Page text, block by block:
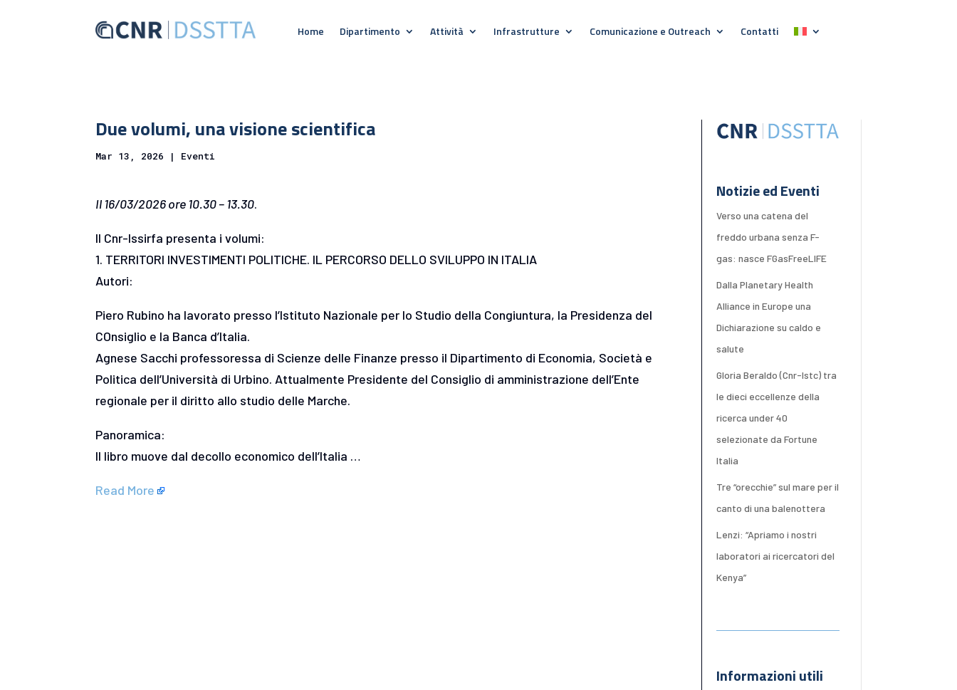
Home Dipartimento Attività Infrastrutture Comunicazione e Outreach Contatti
Due volumi, una visione scientifica
Mar 13, 2026 | Eventi
Il 16/03/2026 ore 10.30 – 13.30.
Il Cnr-Issirfa presenta i volumi:
1. TERRITORI INVESTIMENTI POLITICHE. IL PERCORSO DELLO SVILUPPO IN ITALIA
Autori:
Piero Rubino ha lavorato presso l’Istituto Nazionale per lo Studio della Congiuntura, la Presidenza del
COnsiglio e la Banca d’Italia.
Agnese Sacchi professoressa di Scienze delle Finanze presso il Dipartimento di Economia, Società e
Politica dell’Università di Urbino. Attualmente Presidente del Consiglio di amministrazione dell’Ente
regionale per il diritto allo studio delle Marche.
Panoramica:
Il libro muove dal decollo economico dell’Italia …
Read More
Notizie ed Eventi
Verso una catena del
freddo urbana senza F-
gas: nasce FGasFreeLIFE
Dalla Planetary Health
Alliance in Europe una
Dichiarazione su caldo e
salute
Gloria Beraldo (Cnr-Istc) tra
le dieci eccellenze della
ricerca under 40
selezionate da Fortune
Italia
Tre “orecchie” sul mare per il
canto di una balenottera
Lenzi: “Apriamo i nostri
laboratori ai ricercatori del
Kenya”
Informazioni utili